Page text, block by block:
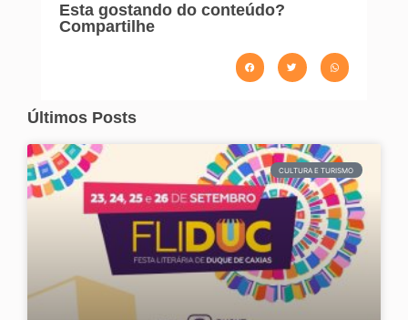
Esta gostando do conteúdo?
Compartilhe
Últimos Posts
CULTURA E TURISMO